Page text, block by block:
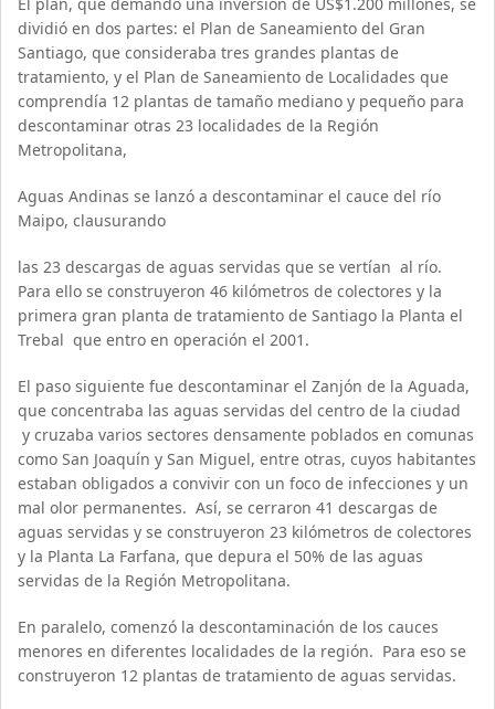
dividió en dos partes: el Plan de Saneamiento del Gran
Santiago, que consideraba tres grandes plantas de
tratamiento, y el Plan de Saneamiento de Localidades que
comprendía 12 plantas de tamaño mediano y pequeño para
descontaminar otras 23 localidades de la Región
Metropolitana,
Aguas Andinas se lanzó a descontaminar el cauce del río
Maipo, clausurando
las 23 descargas de aguas servidas que se vertían al río.
Para ello se construyeron 46 kilómetros de colectores y la
primera gran planta de tratamiento de Santiago la Planta el
Trebal que entro en operación el 2001.
El paso siguiente fue descontaminar el Zanjón de la Aguada,
que concentraba las aguas servidas del centro de la ciudad
y cruzaba varios sectores densamente poblados en comunas
como San Joaquín y San Miguel, entre otras, cuyos habitantes
estaban obligados a convivir con un foco de infecciones y un
mal olor permanentes. Así, se cerraron 41 descargas de
aguas servidas y se construyeron 23 kilómetros de colectores
y la Planta La Farfana, que depura el 50% de las aguas
servidas de la Región Metropolitana.
En paralelo, comenzó la descontaminación de los cauces
menores en diferentes localidades de la región. Para eso se
construyeron 12 plantas de tratamiento de aguas servidas.